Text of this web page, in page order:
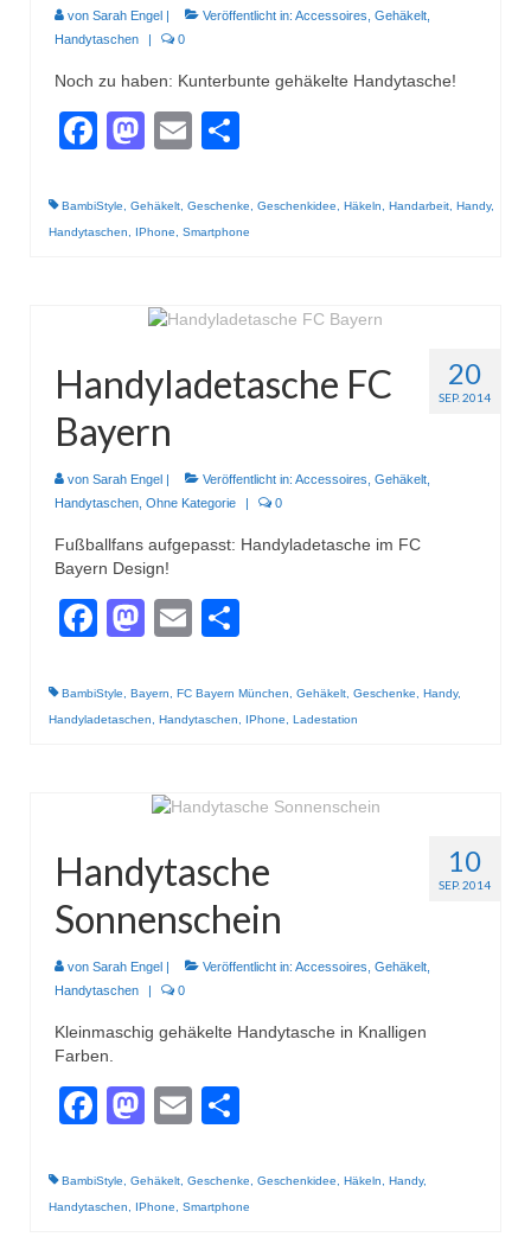
von Sarah Engel | Veröffentlicht in: Accessoires Gehäkelt
Handytaschen
| 0
Noch zu haben: Kunterbunte gehäkelte Handytasche!
Facebook
Mastodon
Email
BambiStyle Gehäkelt Geschenke Geschenkidee Häkeln Handarbeit Handy,
Handytaschen
IPhone Smartphone
20
SEP. 2014
Handyladetasche FC
Bayern
von Sarah Engel | Veröffentlicht in: Accessoires Gehäkelt
Handytaschen Ohne Kategorie | 0
Fußballfans aufgepasst: Handyladetasche im FC
Bayern Design!
Facebook
Mastodon
Email
BambiStyle Bayern FC Bayern München Gehäkelt Geschenke Handy,
Handyladetaschen
Handytaschen IPhone Ladestation
10
SEP. 2014
Handytasche
Sonnenschein
von Sarah Engel Veröffentlicht in: Accessoires Gehäkelt
Handytaschen
0
Kleinmaschig gehäkelte Handytasche in Knalligen
Farben.
Facebook
Mastodon
Email
BambiStyle, Gehäkelt, Geschenke, Geschenkidee, Häkeln, Handy,
Handytaschen, IPhone, Smartphone